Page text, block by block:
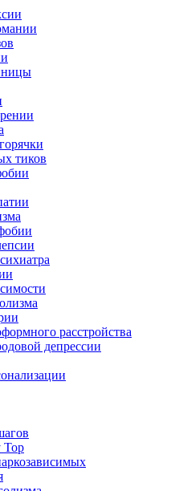
тиков
расстройства
депрессии
Top